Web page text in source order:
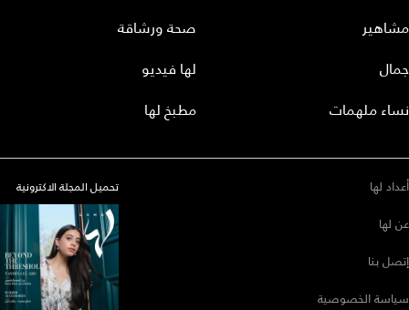
مشاهير
جمال
نساء ملهمات
صحة ورشاقة
لها فيديو
مطبخ لها
أعداد لها
عن لها
إتصل بنا
سياسة الخصوصية
تحميل المجلة الاكترونية